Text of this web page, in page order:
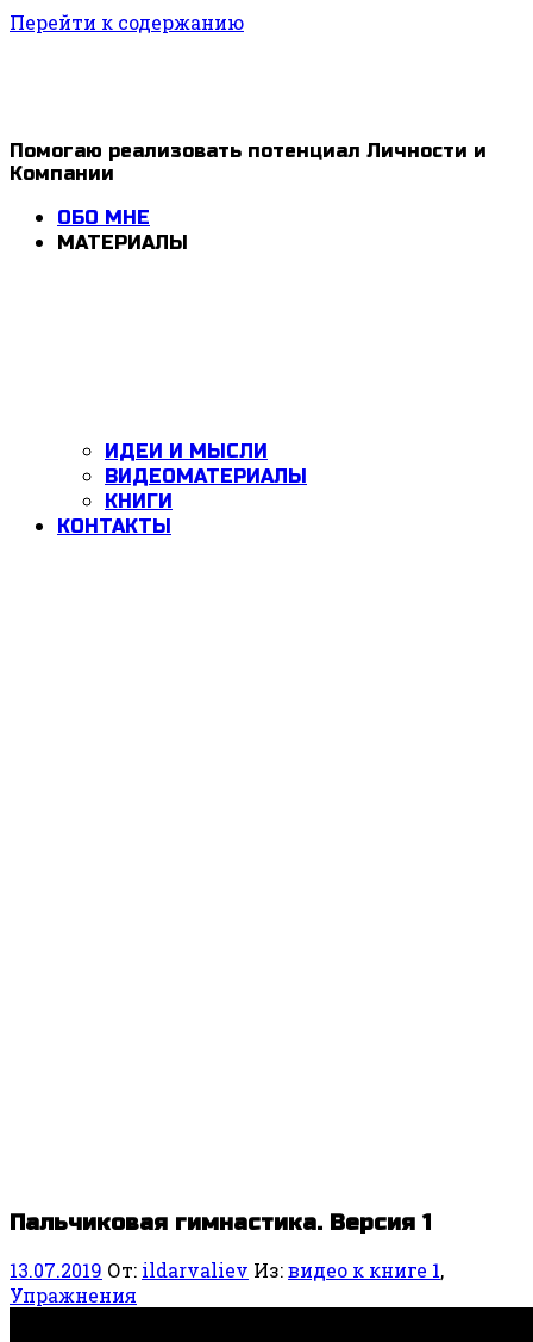
Перейти к содержанию
1ldar
Valiev
Помогаю реализовать потенциал Личности и
Компании
ОБО МНЕ
МАТЕРИАЛЫ
ИДЕИ И МЫСЛИ
ВИДЕОМАТЕРИАЛЫ
КНИГИ
КОНТАКТЫ
Пальчиковая гимнастика. Версия 1
13.07.2019 От: ildarvaliev Из:видео к книге 1,
Упражнения